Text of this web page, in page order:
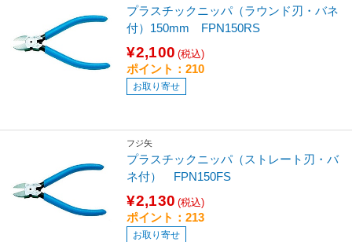
プラスチックニッパ（ラウンド刃・バネ
付）150mm FPN150RS
¥2,100 (税込)
ポイント：210
お取り寄せ
フジ矢
プラスチックニッパ（ストレート刃・バ
ネ付） FPN150FS
¥2,130 (税込)
ポイント：213
お取り寄せ